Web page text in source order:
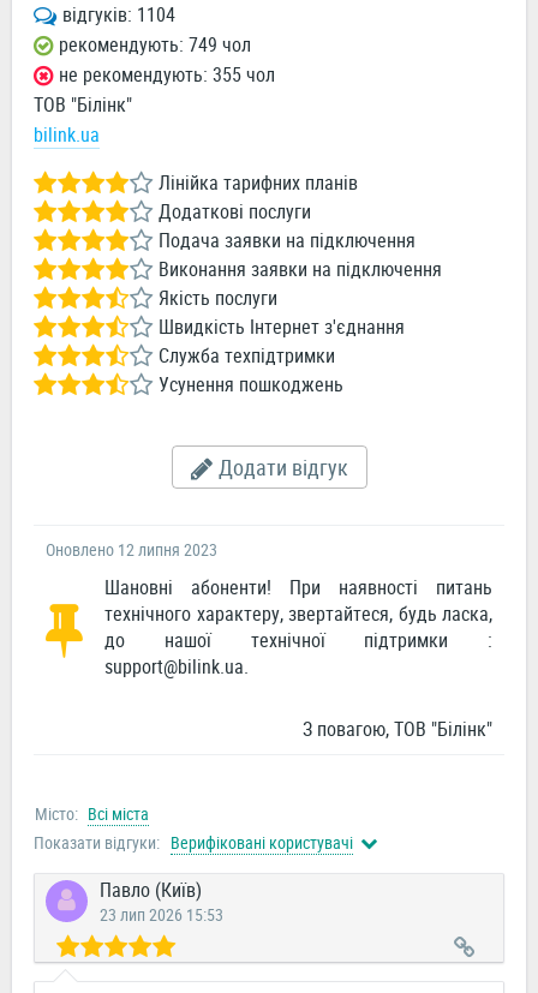
відгуків: 1104
рекомендують: 749 чол
не рекомендують: 355 чол
ТОВ "Білінк"
bilink.ua
Лінійка тарифних планів
Додаткові послуги
Подача заявки на підключення
Виконання заявки на підключення
Якість послуги
Швидкість Інтернет з'єднання
Служба техпідтримки
Усунення пошкоджень
Додати відгук
Оновлено 12 липня 2023
Шановні абоненти! При наявності питань
технічного характеру, звертайтеся, будь ласка,
до нашої технічної підтримки :
support@bilink.ua.
З повагою, ТОВ "Білінк"
Місто: Всі міста
Показати відгуки: Верифіковані користувачі
Павло (Київ)
23 лип 2026 15:53